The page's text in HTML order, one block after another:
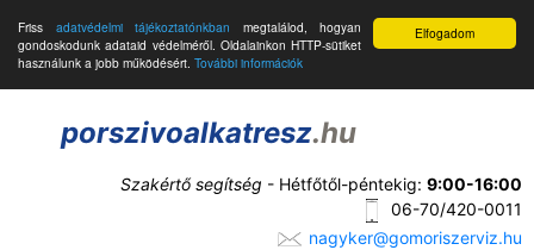
Elfogadom
Friss adatvédelmi tájékoztatónkban megtalálod, hogyan
gondoskodunk adataid védelméről. Oldalainkon HTTP-sütiket
használunk a jobb működésért. További információk
porszivoalkatresz.hu
Szakértő segítség - Hétfőtől-péntekig: 9:00-16:00
06-70/420-0011
nagyker@gomoriszerviz.hu